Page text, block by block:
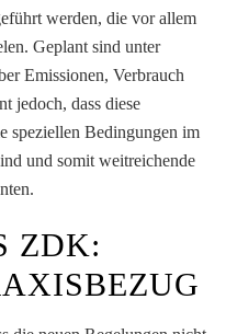
werden, die vor allem
Geplant sind unter
Emissionen, Verbrauch
jedoch, dass diese
speziellen Bedingungen im
und somit weitreichende
ZDK: